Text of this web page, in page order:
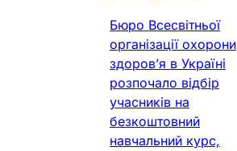
Бюро Всесвітньої
організації охорони
здоров’я в Україні
розпочало відбір
учасників на
безкоштовний
навчальний курс,